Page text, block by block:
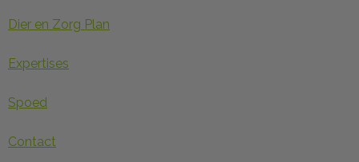
Dier en Zorg Plan
Expertises
Spoed
Contact